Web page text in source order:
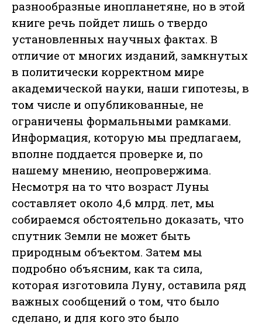
разнообразные инопланетяне, но в этой
книге речь пойдет лишь о твердо
установленных научных фактах. В
отличие от многих изданий, замкнутых
в политически корректном мире
академической науки, наши гипотезы, в
том числе и опубликованные, не
ограничены формальными рамками.
Информация, которую мы предлагаем,
вполне поддается проверке и, по
нашему мнению, неопровержима.
Несмотря на то что возраст Луны
составляет около 4,6 млрд. лет, мы
собираемся обстоятельно доказать, что
спутник Земли не может быть
природным объектом. Затем мы
подробно объясним, как та сила,
которая изготовила Луну, оставила ряд
важных сообщений о том, что было
сделано, и для кого это было